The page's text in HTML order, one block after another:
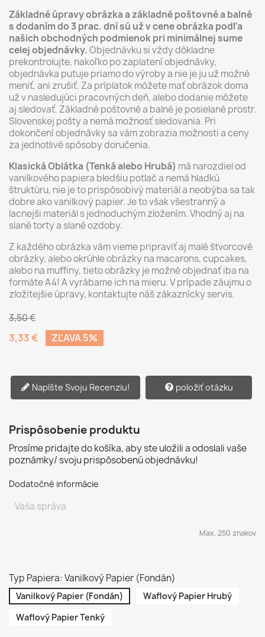
Základné úpravy obrázka a základné poštovné a balné
s dodaním do 3 prac. dní sú už v cene obrázka podľa
našich obchodných podmienok pri minimálnej sume
celej objednávky.Objednávku si vždy dôkladne
prekontrolujte, nakoľko po zaplatení objednávky,
objednávka putuje priamo do výroby a nie je ju už možné
meniť, ani zrušiť. Za príplatok môžete mať obrázok doma
už v nasledujúci pracovných deň, alebo dodanie môžete
aj sledovať. Základné poštovné a balné je posielané prostr.
Slovenskej pošty a nemá možnosť sledovania. Pri
dokončení objednávky sa vám zobrazia možnosti a ceny
za jednotlivé spôsoby doručenia.
Klasická Oblátka (Tenká alebo Hrubá) má narozdiel od
vanilkového papiera bledšiu potlač a nemá hladkú
štruktúru, nie je to prispôsobivý materiál a neobýba sa tak
dobre ako vanilkový papier. Je to však všestranný a
lacnejši materiál s jednoduchým zložením. Vhodný aj na
slané torty a slané ozdoby.
Z každého obrázka vám vieme pripraviť aj malé štvorcové
obrázky, alebo okrúhle obrázky na macarons, cupcakes,
alebo na muffiny, tieto obrázky je možné objednať iba na
formáte A4! A vyrábame ich na mieru. V prípade záujmu o
zložitejšie úpravy, kontaktujte náš zákaznícky servis.
3,50 €
3,33 € ZĽAVA 5%
Napíšte Svoju Recenziu! položiť otázku
Prispôsobenie produktu
Prosíme pridajte do košíka, aby ste uložili a odoslali vaše
poznámky/ svoju prispôsobenú objednávku!
Dodatočné informácie
Max. 250 znakov
Typ Papiera: Vanilkový Papier (Fondán)
Vanilkový Papier (Fondán)
Waflový Papier Hrubý
Waflový Papier Tenký